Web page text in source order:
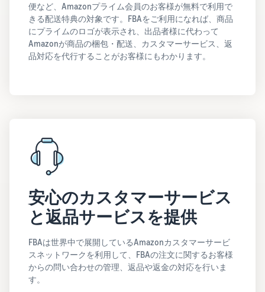
便など、Amazonプライム会員のお客様が無料で利用で
きる配送特典の対象です。FBAをご利用になれば、商品
にプライムのロゴが表示され、出品者様に代わって
Amazonが商品の梱包・配送、カスタマーサービス、返
品対応を代行することがお客様にもわかります。
安心のカスタマーサービス
と返品サービスを提供
FBAは世界中で展開しているAmazonカスタマーサービ
スネットワークを利用して、FBAの注文に関するお客様
からの問い合わせの管理、返品や返金の対応を行いま
す。